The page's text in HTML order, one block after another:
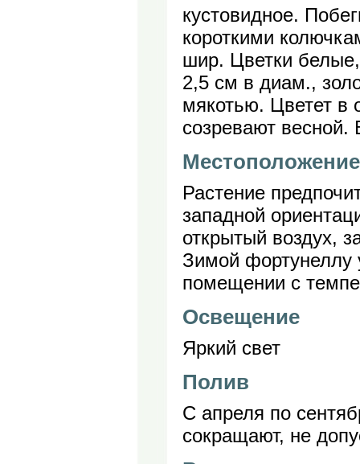
кустовидное.
короткими
шир. Цветки
2,5 см в диам.,
мякотью. Цветет в
созревают весной.
Местоположение
Растение
западной
открытый воздух,
Зимой фортунеллу
помещении с
Освещение
Яркий свет
Полив
С апреля по
сокращают, не